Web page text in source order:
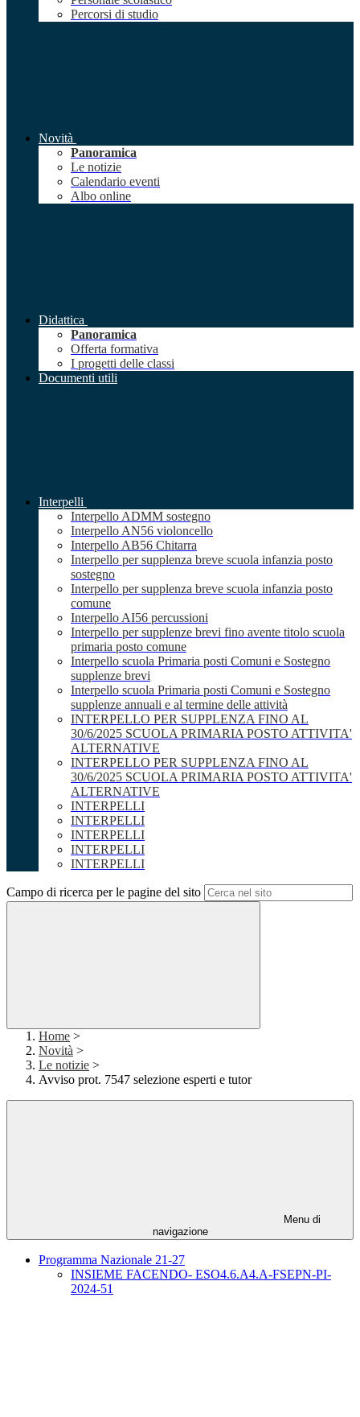
Percorsi di studio
Novità
Panoramica
Le notizie
Calendario eventi
Albo online
Didattica
Panoramica
Offerta formativa
I progetti delle classi
Documenti utili
Interpelli
Interpello ADMM sostegno
Interpello AN56 violoncello
Interpello AB56 Chitarra
Interpello per supplenza breve scuola infanzia posto
sostegno
Interpello per supplenza breve scuola infanzia posto
comune
Interpello AI56 percussioni
Interpello per supplenze brevi fino avente titolo scuola
primaria posto comune
Interpello scuola Primaria posti Comuni e Sostegno
supplenze brevi
Interpello scuola Primaria posti Comuni e Sostegno
supplenze annuali e al termine delle attività
INTERPELLO PER SUPPLENZA FINO AL
30/6/2025 SCUOLA PRIMARIA POSTO ATTIVITA'
ALTERNATIVE
INTERPELLO PER SUPPLENZA FINO AL
30/6/2025 SCUOLA PRIMARIA POSTO ATTIVITA'
ALTERNATIVE
INTERPELLI
INTERPELLI
INTERPELLI
INTERPELLI
INTERPELLI
Campo di ricerca per le pagine del sito
Home >
Novità >
Le notizie >
Avviso prot. 7547 selezione esperti e tutor
Menu di
navigazione
Programma Nazionale 21-27
INSIEME FACENDO- ESO4.6.A4.A-FSEPN-PI-
2024-51